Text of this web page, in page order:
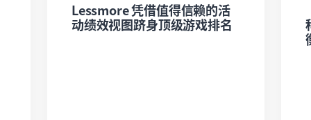
Lessmore 凭借值得信赖的活
动绩效视图跻身顶级游戏排名